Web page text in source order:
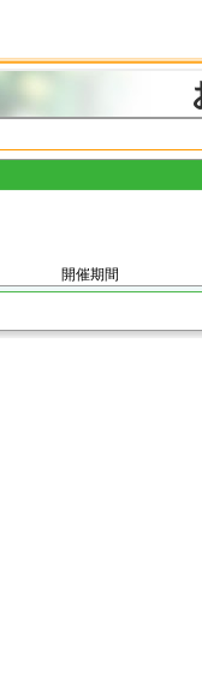
開催期間